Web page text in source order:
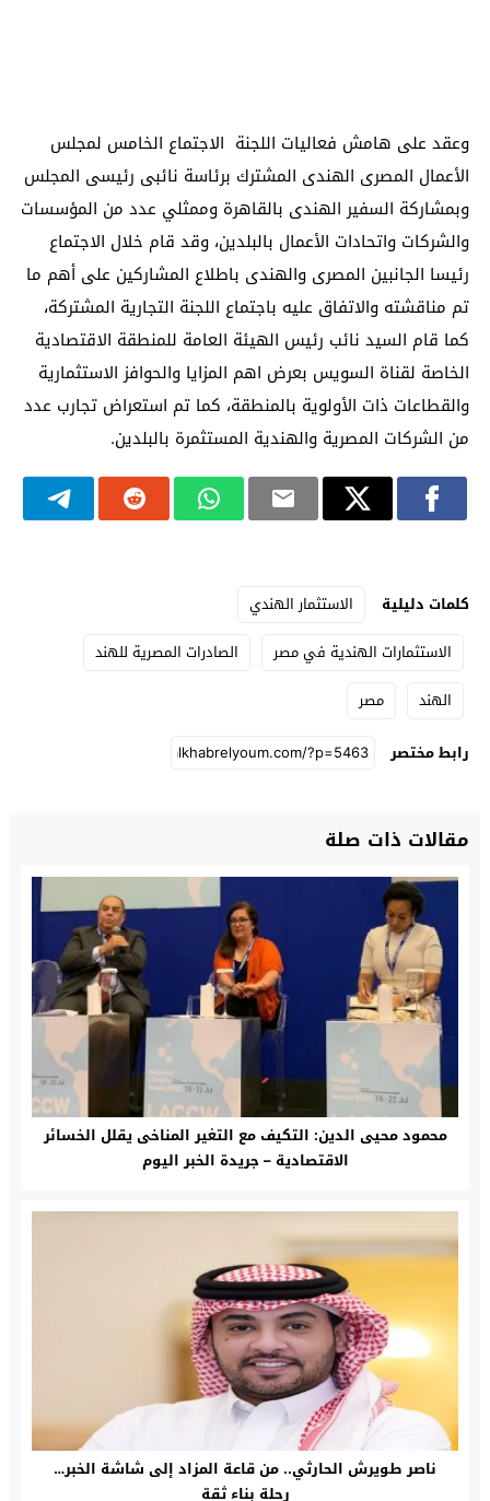
وعقد على هامش فعاليات اللجنة الاجتماع الخامس لمجلس
الأعمال المصرى الهندى المشترك برئاسة نائبى رئيسى المجلس
وبمشاركة السفير الهندى بالقاهرة وممثلي عدد من المؤسسات
والشركات واتحادات الأعمال بالبلدين، وقد قام خلال الاجتماع
رئيسا الجانبين المصرى والهندى باطلاع المشاركين على أهم ما
تم مناقشته والاتفاق عليه باجتماع اللجنة التجارية المشتركة،
كما قام السيد نائب رئيس الهيئة العامة للمنطقة الاقتصادية
الخاصة لقناة السويس بعرض اهم المزايا والحوافز الاستثمارية
والقطاعات ذات الأولوية بالمنطقة، كما تم استعراض تجارب عدد
من الشركات المصرية والهندية المستثمرة بالبلدين.
كلمات دليلية
الاستثمار الهندي
الاستثمارات الهندية في مصر
الصادرات المصرية للهند
الهند
مصر
رابط مختصر
مقالات ذات صلة
محمود محيى الدين: التكيف مع التغير المناخى يقلل الخسائر
الاقتصادية – جريدة الخبر اليوم
ناصر طويرش الحارثي.. من قاعة المزاد إلى شاشة الخبر…
رحلة بناء ثقة